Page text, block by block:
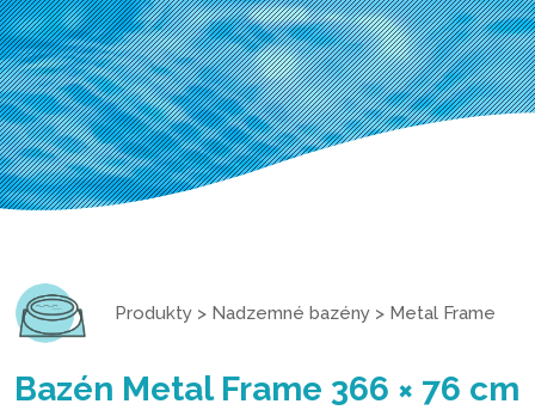
Produkty > Nadzemné bazény > Metal Frame
Bazén Metal Frame 366 × 76 cm